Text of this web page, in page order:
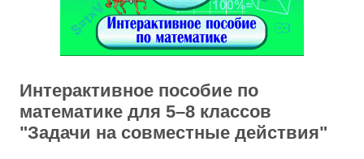
Интерактивное пособие по
математике для 5–8 классов
"Задачи на совместные дей­ствия"